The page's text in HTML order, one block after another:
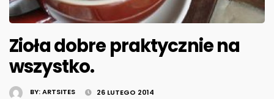
Zioła dobre praktycznie na
wszystko.
BY:ARTSITES 26 LUTEGO 2014